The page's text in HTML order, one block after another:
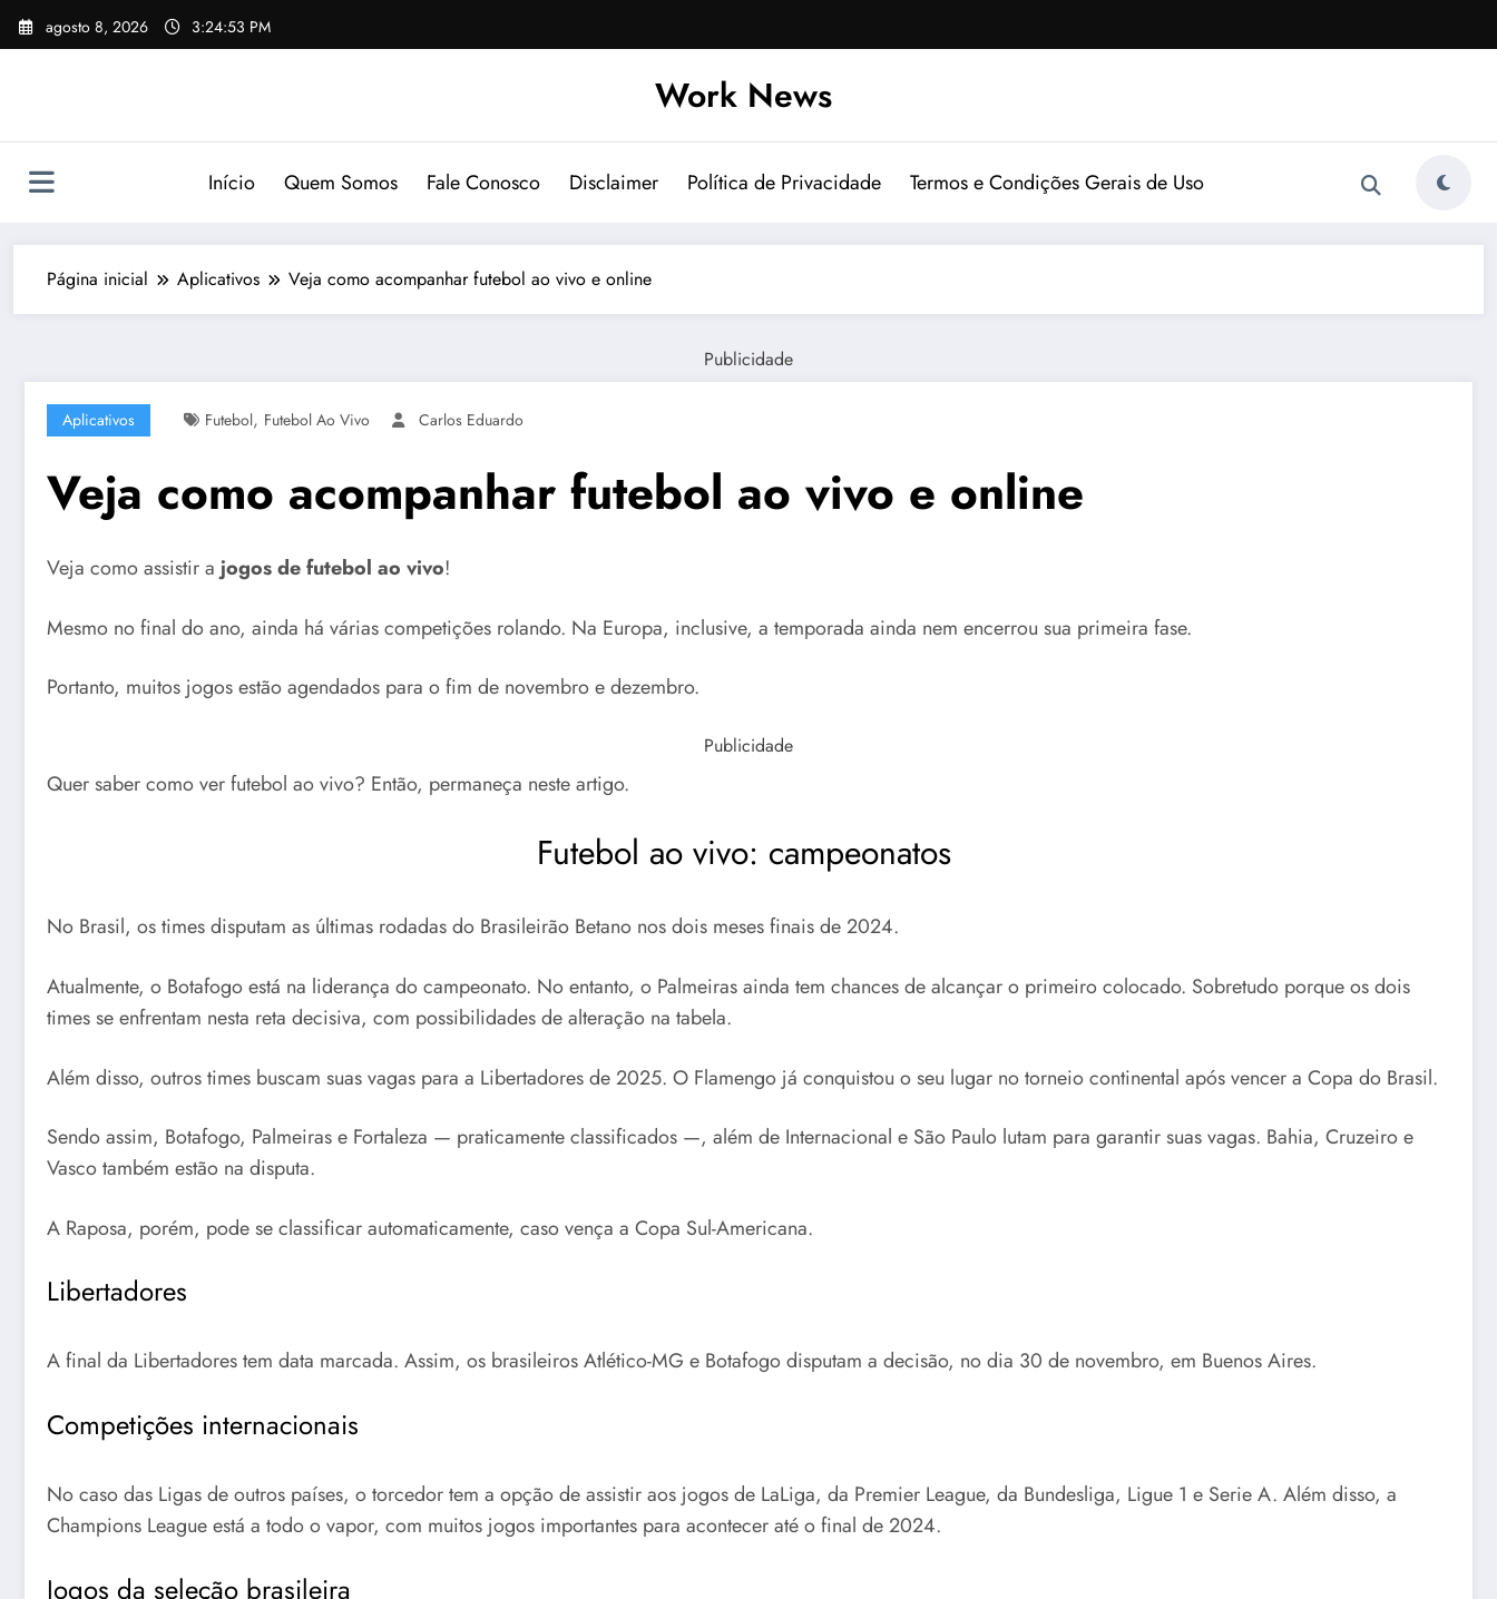
Pular
para
agosto 8, 2026 3:24:54 PM
Work News
Início Quem Somos Fale Conosco Disclaimer Política de Privacidade Termos e Condições Gerais de Uso
Página inicial Aplicativos Veja como acompanhar futebol ao vivo e online
Publicidade
Aplicativos Futebol, Futebol Ao Vivo Carlos Eduardo
Veja como acompanhar futebol ao vivo e online
Veja como assistir a jogos de futebol ao vivo!
Mesmo no final do ano, ainda há várias competições rolando. Na Europa, inclusive, a temporada ainda nem encerrou sua primeira fase.
Portanto, muitos jogos estão agendados para o fim de novembro e dezembro.
Publicidade
Quer saber como ver futebol ao vivo? Então, permaneça neste artigo.
Futebol ao vivo: campeonatos
No Brasil, os times disputam as últimas rodadas do Brasileirão Betano nos dois meses finais de 2024.
Atualmente, o Botafogo está na liderança do campeonato. No entanto, o Palmeiras ainda tem chances de alcançar o primeiro colocado. Sobretudo porque os dois
times se enfrentam nesta reta decisiva, com possibilidades de alteração na tabela.
Além disso, outros times buscam suas vagas para a Libertadores de 2025. O Flamengo já conquistou o seu lugar no torneio continental após vencer a Copa do Brasil.
Sendo assim, Botafogo, Palmeiras e Fortaleza — praticamente classificados —, além de Internacional e São Paulo lutam para garantir suas vagas. Bahia, Cruzeiro e
Vasco também estão na disputa.
A Raposa, porém, pode se classificar automaticamente, caso vença a Copa Sul-Americana.
Libertadores
A final da Libertadores tem data marcada. Assim, os brasileiros Atlético-MG e Botafogo disputam a decisão, no dia 30 de novembro, em Buenos Aires.
Competições internacionais
No caso das Ligas de outros países, o torcedor tem a opção de assistir aos jogos de LaLiga, da Premier League, da Bundesliga, Ligue 1 e Serie A. Além disso, a
Champions League está a todo o vapor, com muitos jogos importantes para acontecer até o final de 2024.
Jogos da seleção brasileira